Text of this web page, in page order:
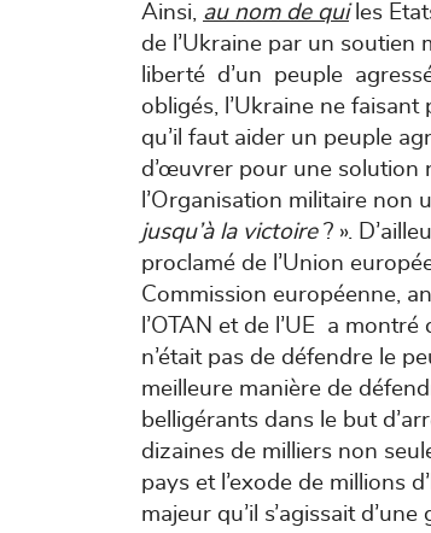
Ainsi, au nom de qui les
de l’Ukraine par un soutien
liberté d’un peuple
obligés, l’Ukraine ne faisant
qu’il faut aider un peuple
d’œuvrer pour une solution
l’Organisation militaire non
jusqu’à la victoire ? ».
proclamé de l’Union
Commission européenne,
l’OTAN et de l’UE a
n’était pas de défendre le
meilleure manière de
belligérants dans le but
dizaines de milliers non
pays et l’exode de millions
majeur qu’il s’agissait d’une